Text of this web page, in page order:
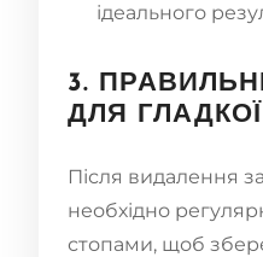
ідеального
3.
ДЛЯ
Після видалення
необхідно
стопами, щоб